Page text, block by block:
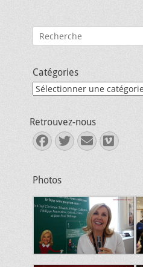
Rechercher :
Catégories
Catégories
Retrouvez-nous
Facebook
Twitter
E-
mail
Vimeo
Photos